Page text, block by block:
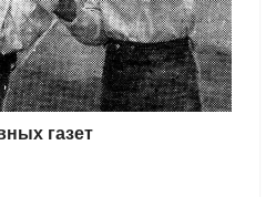
газет